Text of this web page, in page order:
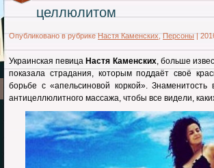
целлюлитом
Опубликовано в рубрике Настя Каменских Персоны |
Украинская певица Настя Каменских, больше
показала страдания, которым поддаёт своё
борьбе с «апельсиновой коркой».
антицеллюлитного массажа, чтобы все видели,